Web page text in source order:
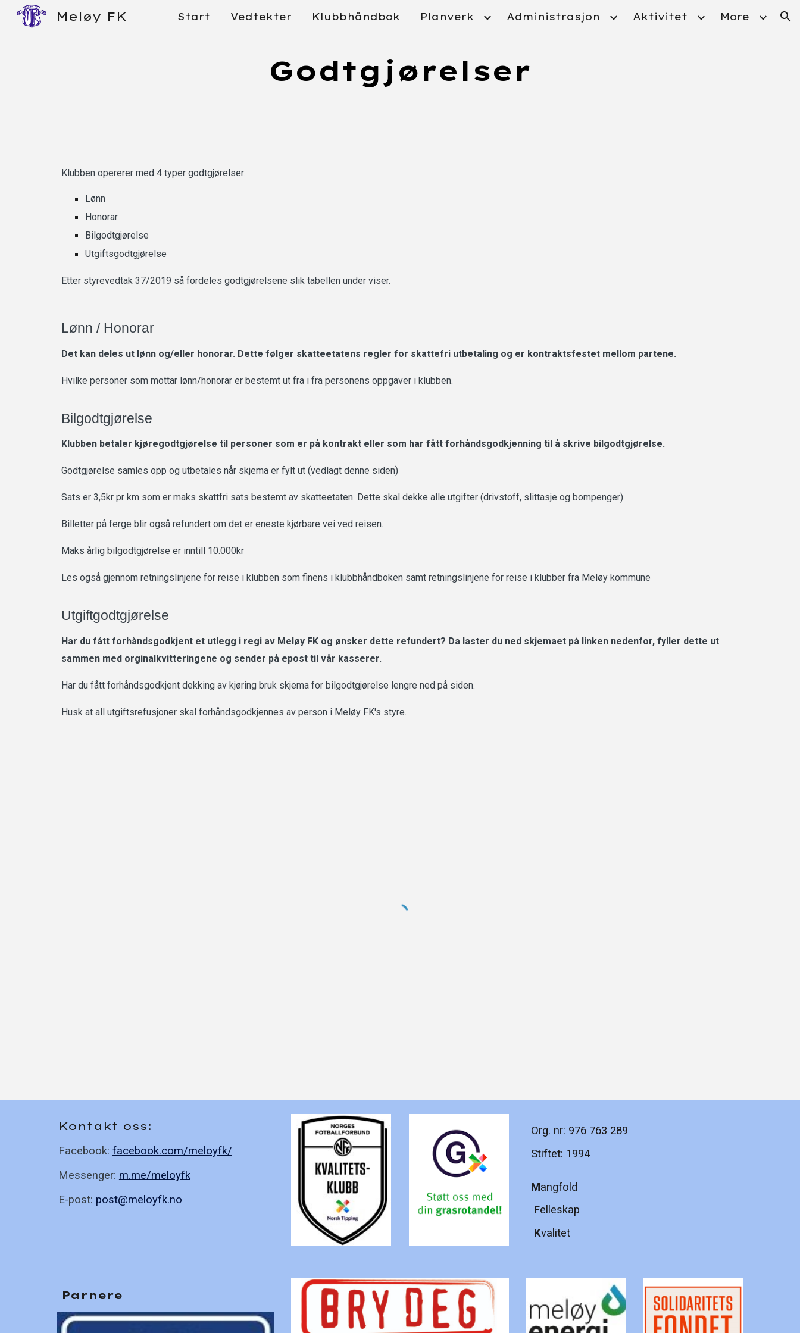
Skip to main content Skip to navigation
Meløy FK Start Vedtekter Klubbhåndbok Planverk Administrasjon Aktivitet More
Godtgjørelser
Klubben opererer med 4 typer godtgjørelser:
Lønn
Honorar
Bilgodtgjørelse
Utgiftsgodtgjørelse
Etter styrevedtak 37/2019 så fordeles godtgjørelsene slik tabellen under viser.
Lønn / Honorar
Det kan deles ut lønn og/eller honorar. Dette følger skatteetatens regler for skattefri utbetaling og er kontraktsfestet mellom partene.
Hvilke personer som mottar lønn/honorar er bestemt ut fra i fra personens oppgaver i klubben.
Bilgodtgjørelse
Klubben betaler kjøregodtgjørelse til personer som er på kontrakt eller som har fått forhåndsgodkjenning til å skrive bilgodtgjørelse.
Godtgjørelse samles opp og utbetales når skjema er fylt ut (vedlagt denne siden)
Sats er 3,5kr pr km som er maks skattfri sats bestemt av skatteetaten. Dette skal dekke alle utgifter (drivstoff, slittasje og bompenger)
Billetter på ferge blir også refundert om det er eneste kjørbare vei ved reisen.
Maks årlig bilgodtgjørelse er inntill 10.000kr
Les også gjennom retningslinjene for reise i klubben som finens i klubbhåndboken samt retningslinjene for reise i klubber fra Meløy kommune
Utgiftgodtgjørelse
Har du fått forhåndsgodkjent et utlegg i regi av Meløy FK og ønsker dette refundert? Da laster du ned skjemaet på linken nedenfor, fyller dette ut
sammen med orginalkvitteringene og sender på epost til vår kasserer.
Har du fått forhåndsgodkjent dekking av kjøring bruk skjema for bilgodtgjørelse lengre ned på siden.
Husk at all utgiftsrefusjoner skal forhåndsgodkjennes av person i Meløy FK's styre.
Kontakt oss:
Facebook: facebook.com/meloyfk/
Messenger: m.me/meloyfk
E-post: post@meloyfk.no
Org. nr: 976 763 289
Stiftet: 1994
Mangfold
Felleskap
Kvalitet
Parnere